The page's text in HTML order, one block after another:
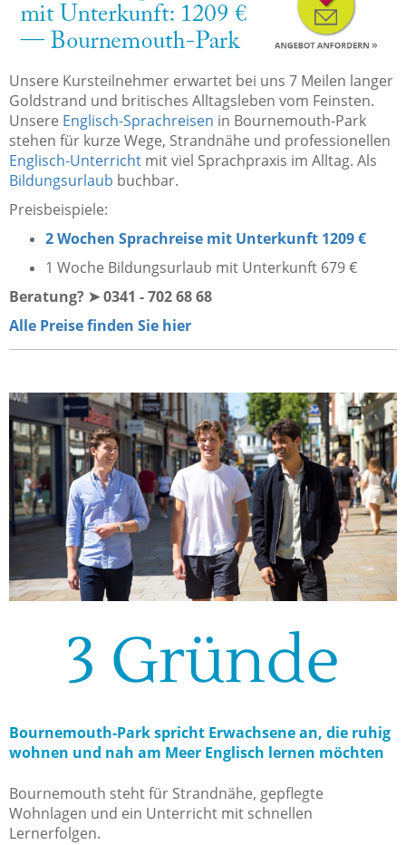
Unsere Kursteilnehmer erwartet bei uns 7 Meilen langer
Goldstrand und britisches Alltagsleben vom Feinsten.
Unsere Englisch-Sprachreisen in Bournemouth-Park
stehen für kurze Wege, Strandnähe und professionellen
Englisch-Unterricht mit viel Sprachpraxis im Alltag. Als
Bildungsurlaub buchbar.
Preisbeispiele:
2 Wochen Sprachreise mit Unterkunft 1209 €
1 Woche Bildungsurlaub mit Unterkunft 679 €
Beratung? ➤ 0341 - 702 68 68
Alle Preise finden Sie hier
3 Gründe
Bournemouth-Park spricht Erwachsene an, die ruhig
wohnen und nah am Meer Englisch lernen möchten
Bournemouth steht für Strandnähe, gepflegte
Wohnlagen und ein Unterricht mit schnellen
Lernerfolgen.